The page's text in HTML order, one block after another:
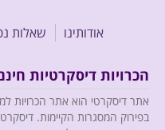
אודותינו שאלות
הכרויות דיסקרטיות
אתר דיסקרטי הוא אתר הכרויות
בפירוק המסגרות הקיימות.